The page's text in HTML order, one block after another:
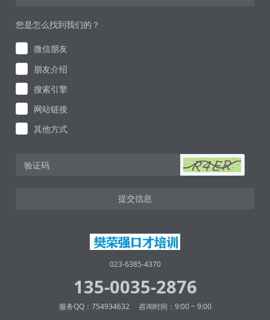
您是怎么找到我们的？
微信朋友
朋友介绍
搜索引擎
网站链接
其他方式
提交信息
023-6385-4370
135-0035-2876
服务QQ：754934632 咨询时间：9:00 ~ 9:00